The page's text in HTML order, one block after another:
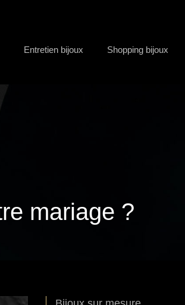
Entretien bijoux Shopping bijoux
mariage ?